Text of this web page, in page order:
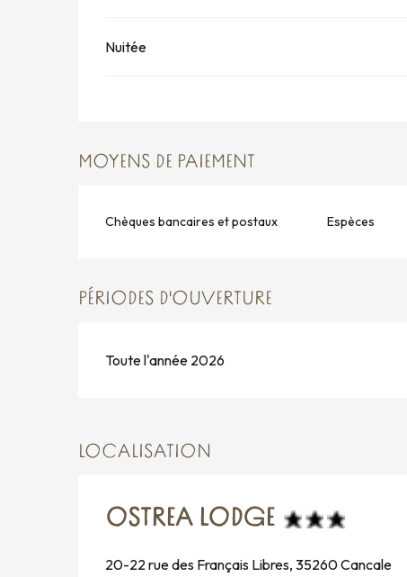
Nuitée
MOYENS DE PAIEMENT
Chèques bancaires et postaux Espèces
PÉRIODES D'OUVERTURE
Toute l'année 2026
LOCALISATION
OSTREA LODGE
20-22 rue des Français Libres, 35260 Cancale